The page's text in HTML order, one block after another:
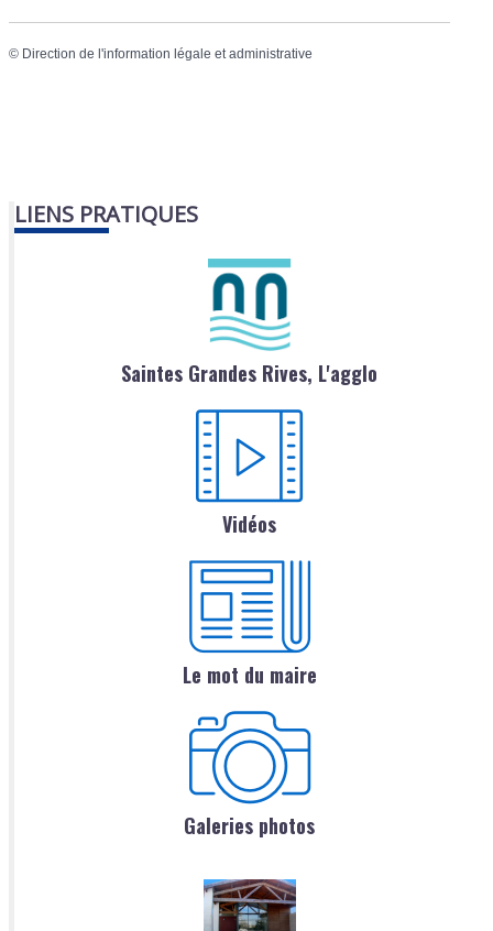
© Direction de l'information légale et administrative
LIENS PRATIQUES
Saintes Grandes Rives, L'agglo
Vidéos
Le mot du maire
Galeries photos